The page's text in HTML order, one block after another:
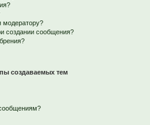
модератору?
создании сообщения?
создаваемых тем